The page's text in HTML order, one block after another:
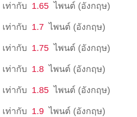
เท่ากับ 1.65 ไพนต์ (อังกฤษ)
เท่ากับ 1.7 ไพนต์ (อังกฤษ)
เท่ากับ 1.75 ไพนต์ (อังกฤษ)
เท่ากับ 1.8 ไพนต์ (อังกฤษ)
เท่ากับ 1.85 ไพนต์ (อังกฤษ)
เท่ากับ 1.9 ไพนต์ (อังกฤษ)